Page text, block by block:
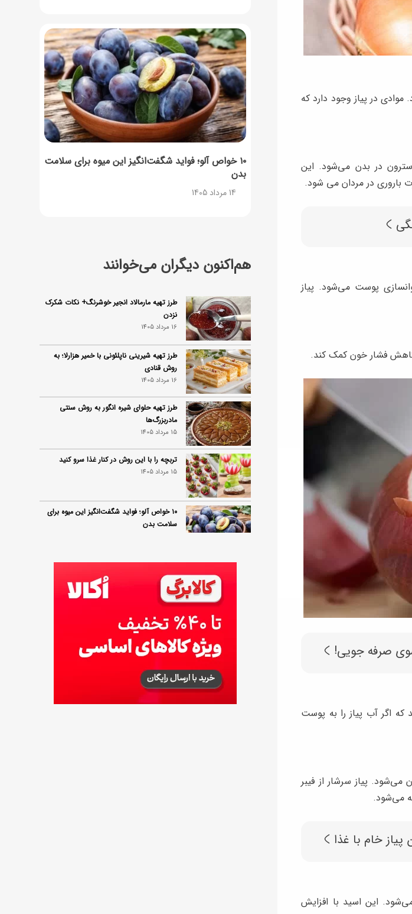
در پیاز وجود دارد که
در بدن می‌شود. این
باروری در مردان می شود.
پوست می‌شود. پیاز
کاهش فشار خون کمک کند.
صرفه جویی!
اگر آب پیاز را به پوست
پیاز سرشار از فیبر
می‌شود.
خام با غذا
این اسید با افزایش
۱۰ خواص آلو؛ فواید شگفت‌انگیز این میوه برای سلامت
بدن
14 مرداد 1405
هم‌اکنون دیگران می‌خوانند
طرز تهیه مارمالاد انجیر خوشرنگ+ نکات شکرک
نزدن
16 مرداد 1405
طرز تهیه شیرینی ناپلئونی با خمیر هزارلا؛ به
روش قنادی
16 مرداد 1405
طرز تهیه حلوای شیره انگور به روش سنتی
مادربزرگ‌ها
15 مرداد 1405
تربچه را با این روش در کنار غذا سرو کنید
15 مرداد 1405
۱۰ خواص آلو؛ فواید شگفت‌انگیز این میوه برای
سلامت بدن
فردا ۱۵ مرداد کالابرگ این افراد واریز می‌شود
14 مرداد 1405
زمان شارژ کالابرگ تغییر کرد؛ جزئیات برنامه
جدید واریز اعتبار در مرداد
14 مرداد 1405
توصیه‌های مهم برای دفع انواع حشرات در خانه
14 مرداد 1405